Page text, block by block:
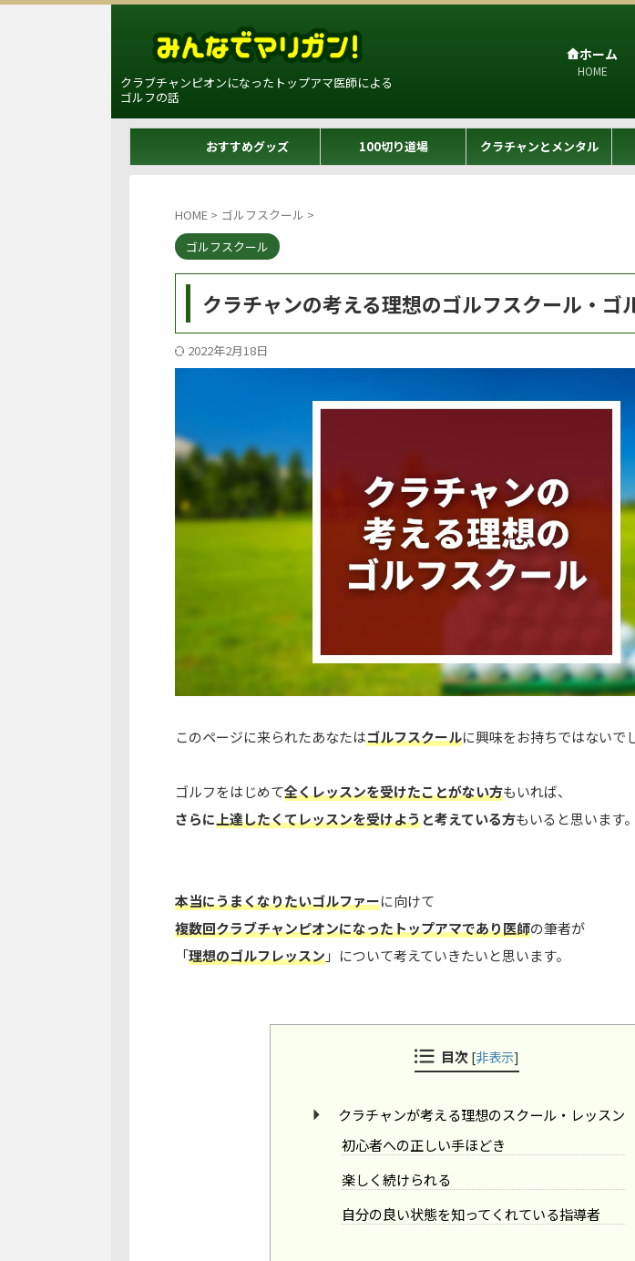
クラブチャンピオンになったトップアマ医師による
ゴルフの話
ホーム
HOME
おすすめグッズ 100切り道場 クラチャンとメンタル
HOME > ゴルフスクール >
ゴルフスクール
クラチャンの考える理想のゴルフスクール・ゴ
2022年2月18日
このページに来られたあなたはゴルフスクールに興味をお持ちではないで
ゴルフをはじめて全くレッスンを受けたことがない方もいれば、
さらに上達したくてレッスンを受けようと考えている方もいると思います。
本当にうまくなりたいゴルファーに向けて
複数回クラブチャンピオンになったトップアマであり医師の筆者が
「理想のゴルフレッスン」 について考えていきたいと思います。
目次 [非表示]
クラチャンが考える理想のスクール・レッスン
初心者への正しい手ほどき
楽しく続けられる
自分の良い状態を知ってくれている指導者